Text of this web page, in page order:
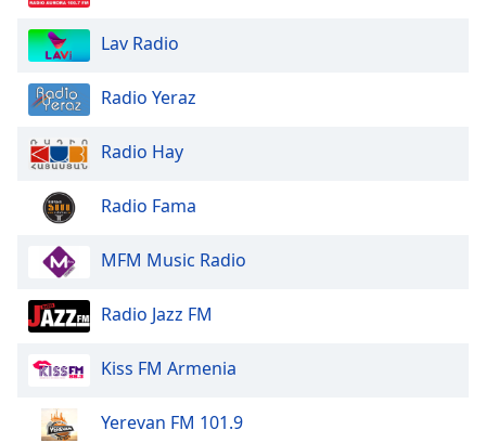
dialog
window.
and
close
window.
Opacity
Lav Radio
Radio Yeraz
Radio Hay
Radio Fama
MFM Music Radio
Radio Jazz FM
Kiss FM Armenia
Yerevan FM 101.9